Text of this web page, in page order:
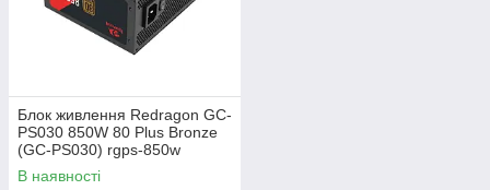
Блок живлення Redragon GC-
PS030 850W 80 Plus Bronze
(GC-PS030) rgps-850w
В наявності